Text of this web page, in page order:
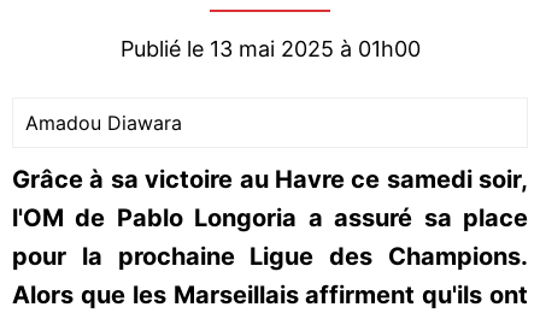
Publié le 13 mai 2025 à 01h00
Amadou Diawara
Grâce à sa victoire au Havre ce samedi soir,
l'OM de Pablo Longoria a assuré sa place
pour la prochaine Ligue des Champions.
Alors que les Marseillais affirment qu'ils ont